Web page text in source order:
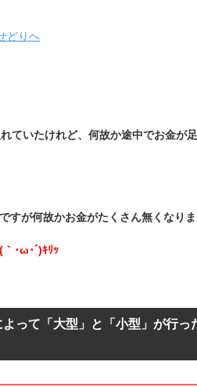
ていたけれど、何故か途中でお金が
すが何故かお金がたくさん無くなり
･ω･´)ｷﾘｯ
って「大型」と「小型」が行っ